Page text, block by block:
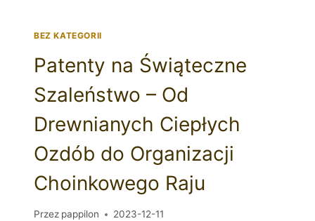
BEZ KATEGORII
Patenty na Świąteczne
Szaleństwo – Od
Drewnianych Ciepłych
Ozdób do Organizacji
Choinkowego Raju
Przez pappilon 2023-12-11